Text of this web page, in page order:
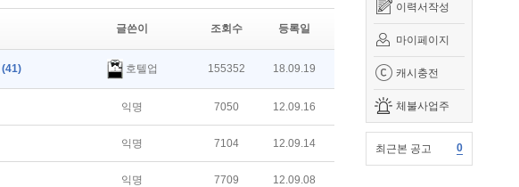
이력서작성
마이페이지
캐시충전
체불사업주
최근본 공고 0
글쓴이 조회수 등록일
(41) 호텔업 155352 18.09.19
익명 7050 12.09.16
익명 7104 12.09.14
익명 7709 12.09.08